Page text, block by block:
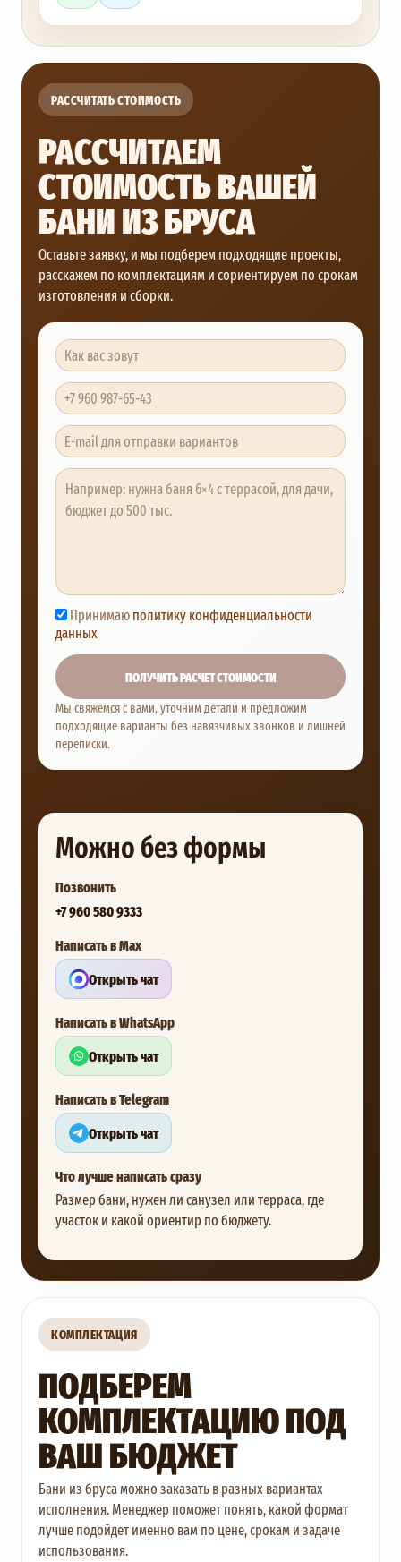
РАССЧИТАТЬ СТОИМОСТЬ
РАССЧИТАЕМ
СТОИМОСТЬ ВАШЕЙ
БАНИ ИЗ БРУСА
Оставьте заявку, и мы подберем подходящие проекты,
расскажем по комплектациям и сориентируем по срокам
изготовления и сборки.
Принимаюполитику конфиденциальности
данных
Мы свяжемся с вами, уточним детали и предложим
подходящие варианты без навязчивых звонков и лишней
переписки.
Можно без формы
Позвонить
+7 960 580 9333
Написать в Max
Открыть чат
Написать в WhatsApp
Открыть чат
Написать в Telegram
Открыть чат
Что лучше написать сразу
Размер бани, нужен ли санузел или терраса, где
участок и какой ориентир по бюджету.
КОМПЛЕКТАЦИЯ
ПОДБЕРЕМ
КОМПЛЕКТАЦИЮ ПОД
ВАШ БЮДЖЕТ
Бани из бруса можно заказать в разных вариантах
исполнения. Менеджер поможет понять, какой формат
лучше подойдет именно вам по цене, срокам и задаче
использования.